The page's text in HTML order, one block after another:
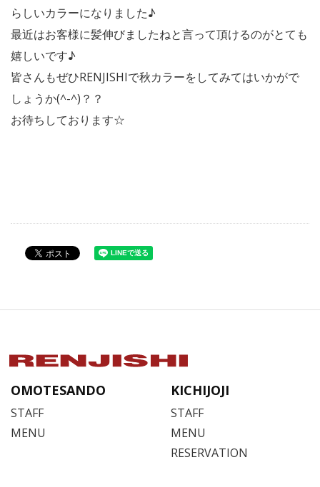
らしいカラーになりました♪
最近はお客様に髪伸びましたねと言って頂けるのがとても
嬉しいです♪
皆さんもぜひRENJISHIで秋カラーをしてみてはいかがで
しょうか(^-^)？？
お待ちしております☆
OMOTESANDO
STAFF
MENU
KICHIJOJI
STAFF
MENU
RESERVATION